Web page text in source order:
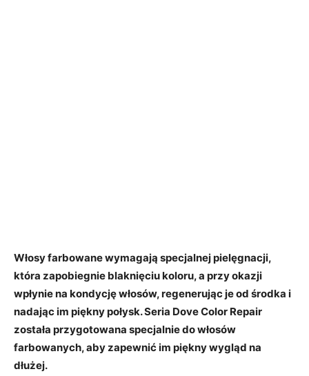
Włosy farbowane wymagają specjalnej pielęgnacji,
która zapobiegnie blaknięciu koloru, a przy okazji
wpłynie na kondycję włosów, regenerując je od środka i
nadając im piękny połysk. Seria Dove Color Repair
została przygotowana specjalnie do włosów
farbowanych, aby zapewnić im piękny wygląd na
dłużej.